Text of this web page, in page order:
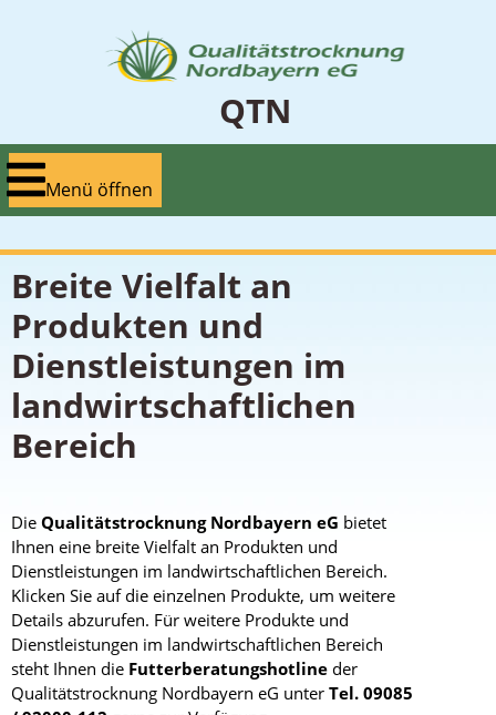
QTN
Menü öffnen
öffnen
Breite Vielfalt an
Produkten und
Dienstleistungen im
landwirtschaftlichen
Bereich
Die Qualitätstrocknung Nordbayern eG bietet
Ihnen eine breite Vielfalt an Produkten und
Dienstleistungen im landwirtschaftlichen Bereich.
Klicken Sie auf die einzelnen Produkte, um weitere
Details abzurufen. Für weitere Produkte und
Dienstleistungen im landwirtschaftlichen Bereich
steht Ihnen die Futterberatungshotline der
Qualitätstrocknung Nordbayern eG unter Tel. 09085